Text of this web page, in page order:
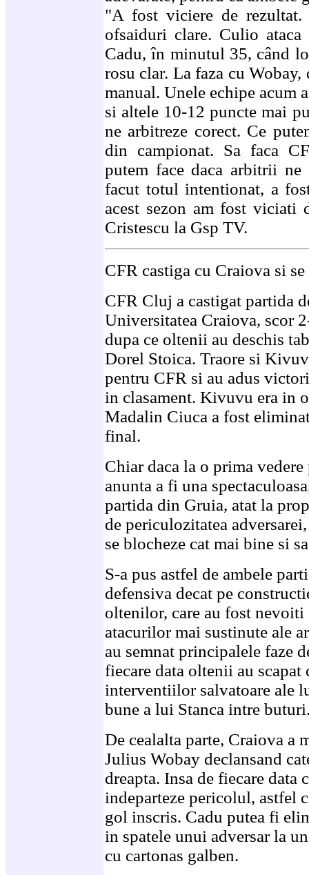
"A fost viciere de
ofsaiduri clare. Culio
Cadu, în minutul 35, când
rosu clar. La faza cu
manual. Unele echipe acum
si altele 10-12 puncte mai
ne arbitreze corect. Ce
din campionat. Sa faca
putem face daca arbitrii
facut totul intentionat, a
acest sezon am fost viciati
Cristescu la Gsp TV.
CFR castiga cu Craiova si
CFR Cluj a castigat partida
Universitatea Craiova, scor
dupa ce oltenii au deschis
Dorel Stoica. Traore si
pentru CFR si au adus
in clasament. Kivuvu era in
Madalin Ciuca a fost
final.
Chiar daca la o prima
anunta a fi una
partida din Gruia, atat la
de periculozitatea
se blocheze cat mai bine si
S-a pus astfel de ambele
defensiva decat pe
oltenilor, care au fost nevoiti
atacurilor mai sustinute ale
au semnat principalele faze
fiecare data oltenii au scapat
interventiilor salvatoare ale
bune a lui Stanca intre
De cealalta parte, Craiova a
Julius Wobay declansand
dreapta. Insa de fiecare
indeparteze pericolul, astfel
gol inscris. Cadu putea fi
in spatele unui adversar la
cu cartonas galben.